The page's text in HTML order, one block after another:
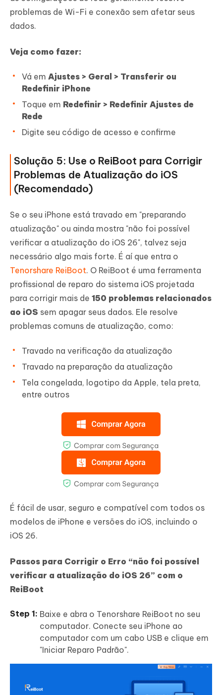
problemas de Wi-Fi e conexão sem afetar seus
dados.
Veja como fazer:
Vá em Ajustes > Geral > Transferir ou
Redefinir iPhone
Toque em Redefinir > Redefinir Ajustes de
Rede
Digite seu código de acesso e confirme
Solução 5: Use o ReiBoot para Corrigir
Problemas de Atualização do iOS
(Recomendado)
Se o seu iPhone está travado em "preparando
atualização" ou ainda mostra "não foi possível
verificar a atualização do iOS 26", talvez seja
necessário algo mais forte. É aí que entra o
Tenorshare ReiBoot. O ReiBoot é uma ferramenta
profissional de reparo do sistema iOS projetada
para corrigir mais de 150 problemas relacionados
ao iOS sem apagar seus dados. Ele resolve
problemas comuns de atualização, como:
Travado na verificação da atualização
Travado na preparação da atualização
Tela congelada, logotipo da Apple, tela preta,
entre outros
É fácil de usar, seguro e compatível com todos os
modelos de iPhone e versões do iOS, incluindo o
iOS 26.
Passos para Corrigir o Erro “não foi possível
verificar a atualização do iOS 26” com o
ReiBoot
Baixe e abra o Tenorshare ReiBoot no seu
computador. Conecte seu iPhone ao
computador com um cabo USB e clique em
"Iniciar Reparo Padrão".